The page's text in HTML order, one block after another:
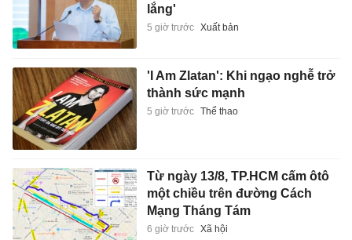
lắng'
5 giờ trước Xuất bản
'I Am Zlatan': Khi ngạo nghễ trở
thành sức mạnh
5 giờ trước Thể thao
Từ ngày 13/8, TP.HCM cấm ôtô
một chiều trên đường Cách
Mạng Tháng Tám
6 giờ trước Xã hội